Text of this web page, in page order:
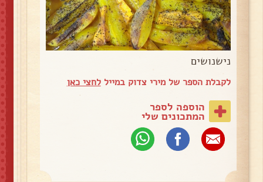
נישנושים
לקבלת הספר של מירי צדוק במייללחצי כאן
הוספה לספר
המתכונים שלי